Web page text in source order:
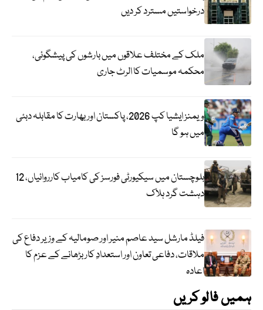
درخواستیں مسترد کر دیں
ملک کے مختلف علاقوں میں بارشوں کی پیشگوئی،
محکمہ موسمیات کا الرٹ جاری
ویمنز ایشیا کپ 2026، پاکستان اور بھارت کا مقابلہ دبئی
میں ہو گا
بلوچستان میں سیکیورٹی فورسز کی کامیاب کارروائیاں، 12
دہشت گرد ہلاک
فیلڈ مارشل سید عاصم منیر اور صومالیہ کے وزیر دفاع کی
ملاقات، دفاعی تعاون اور استعدادِ کار بڑھانے کے عزم کا
اعادہ
ہمیں فالو کریں